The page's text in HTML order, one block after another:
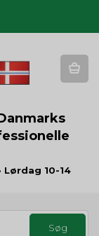
Lørdag 10-14